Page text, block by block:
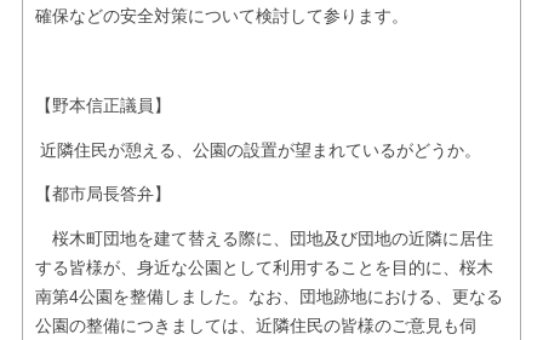
確保などの安全対策について検討して参ります。
【野本信正議員】
近隣住民が憩える、公園の設置が望まれているがどうか。
【都市局長答弁】
桜木町団地を建て替える際に、団地及び団地の近隣に居住
する皆様が、身近な公園として利用することを目的に、桜木
南第4公園を整備しました。なお、団地跡地における、更なる
公園の整備につきましては、近隣住民の皆様のご意見も伺